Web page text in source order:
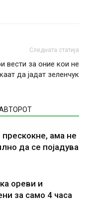
Следната статија
вести за оние кои не
да јадат зеленчук
ама не
да се појадува
ореви и
за само 4 часа